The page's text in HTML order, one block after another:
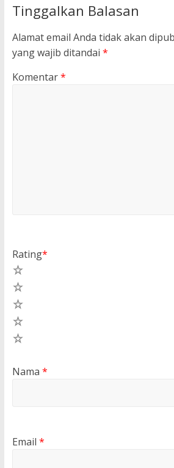
Tinggalkan Balasan
Alamat email Anda tidak akan
yang wajib ditandai *
Komentar*
Rating*
Nama *
Email *